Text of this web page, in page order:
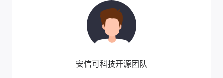
安信可科技开源团队